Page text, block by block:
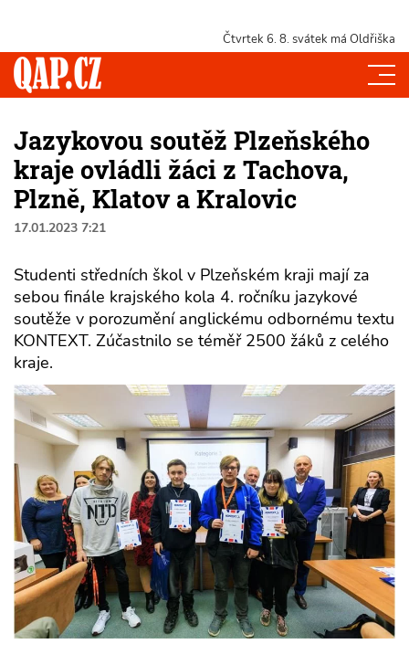
Čtvrtek 6. 8. svátek má Oldřiška
Jazykovou soutěž Plzeňského
kraje ovládli žáci z Tachova,
Plzně, Klatov a Kralovic
17.01.2023 7:21
Studenti středních škol v Plzeňském kraji mají za
sebou finále krajského kola 4. ročníku jazykové
soutěže v porozumění anglickému odbornému textu
KONTEXT. Zúčastnilo se téměř 2500 žáků z celého
kraje.